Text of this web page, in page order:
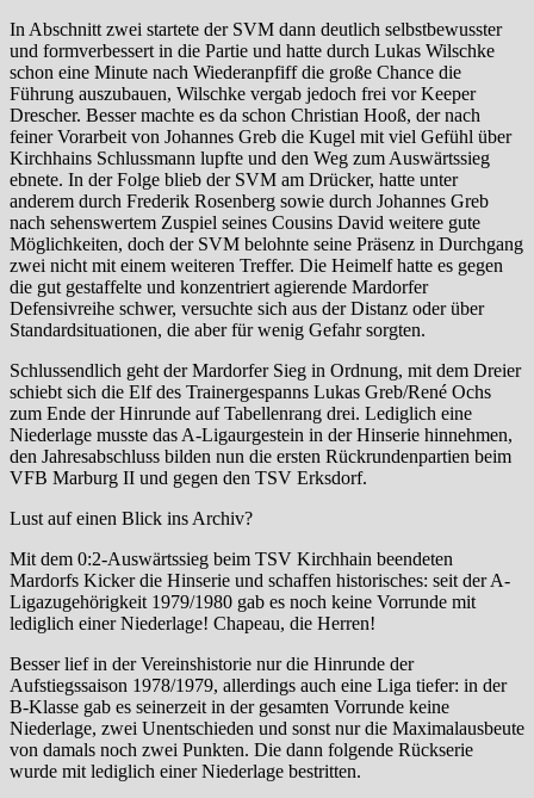
In Abschnitt zwei startete der SVM dann deutlich selbstbewusster
und formverbessert in die Partie und hatte durch Lukas Wilschke
schon eine Minute nach Wiederanpfiff die große Chance die
Führung auszubauen, Wilschke vergab jedoch frei vor Keeper
Drescher. Besser machte es da schon Christian Hooß, der nach
feiner Vorarbeit von Johannes Greb die Kugel mit viel Gefühl über
Kirchhains Schlussmann lupfte und den Weg zum Auswärtssieg
ebnete. In der Folge blieb der SVM am Drücker, hatte unter
anderem durch Frederik Rosenberg sowie durch Johannes Greb
nach sehenswertem Zuspiel seines Cousins David weitere gute
Möglichkeiten, doch der SVM belohnte seine Präsenz in Durchgang
zwei nicht mit einem weiteren Treffer. Die Heimelf hatte es gegen
die gut gestaffelte und konzentriert agierende Mardorfer
Defensivreihe schwer, versuchte sich aus der Distanz oder über
Standardsituationen, die aber für wenig Gefahr sorgten.
Schlussendlich geht der Mardorfer Sieg in Ordnung, mit dem Dreier
schiebt sich die Elf des Trainergespanns Lukas Greb/René Ochs
zum Ende der Hinrunde auf Tabellenrang drei. Lediglich eine
Niederlage musste das A-Ligaurgestein in der Hinserie hinnehmen,
den Jahresabschluss bilden nun die ersten Rückrundenpartien beim
VFB Marburg II und gegen den TSV Erksdorf.
Lust auf einen Blick ins Archiv?
Mit dem 0:2-Auswärtssieg beim TSV Kirchhain beendeten
Mardorfs Kicker die Hinserie und schaffen historisches: seit der A-
Ligazugehörigkeit 1979/1980 gab es noch keine Vorrunde mit
lediglich einer Niederlage! Chapeau, die Herren!
Besser lief in der Vereinshistorie nur die Hinrunde der
Aufstiegssaison 1978/1979, allerdings auch eine Liga tiefer: in der
B-Klasse gab es seinerzeit in der gesamten Vorrunde keine
Niederlage, zwei Unentschieden und sonst nur die Maximalausbeute
von damals noch zwei Punkten. Die dann folgende Rückserie
wurde mit lediglich einer Niederlage bestritten.